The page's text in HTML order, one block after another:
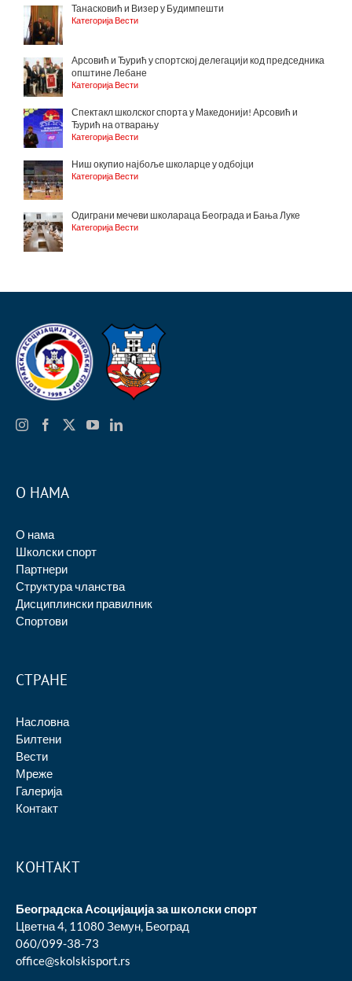
Танасковић и Визер у Будимпешти
Категорија Вести
Арсовић и Ђурић у спортској делегацији код председника
општине Лебане
Категорија Вести
Спектакл школског спорта у Македонији! Арсовић и
Ђурић на отварању
Категорија Вести
Ниш окупио најбоље школарце у одбојци
Категорија Вести
Одиграни мечеви школараца Београда и Бања Луке
Категорија Вести
О НАМА
О нама
Школски спорт
Партнери
Структура чланства
Дисциплински правилник
Спортови
СТРАНЕ
Насловна
Билтени
Вести
Мреже
Галерија
Контакт
КОНТАКТ
Београдска Асоцијација за школски спорт
Цветна 4, 11080 Земун, Београд
060/099-38-73
office@skolskisport.rs